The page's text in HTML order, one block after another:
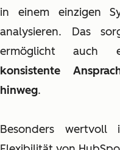
in einem einzigen
analysieren. Das
ermöglicht auch
konsistente
hinweg.
Besonders